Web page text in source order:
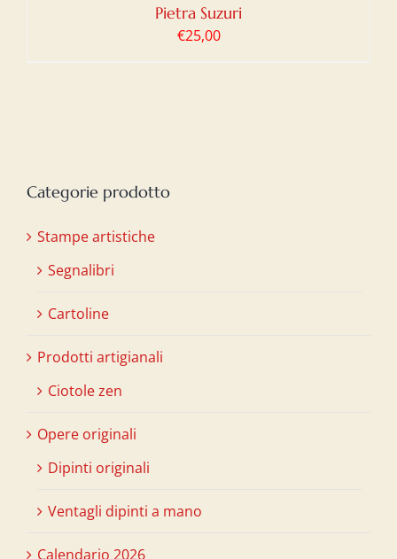
Pietra Suzuri
€25,00
Categorie prodotto
Stampe artistiche
Segnalibri
Cartoline
Prodotti artigianali
Ciotole zen
Opere originali
Dipinti originali
Ventagli dipinti a mano
Calendario 2026